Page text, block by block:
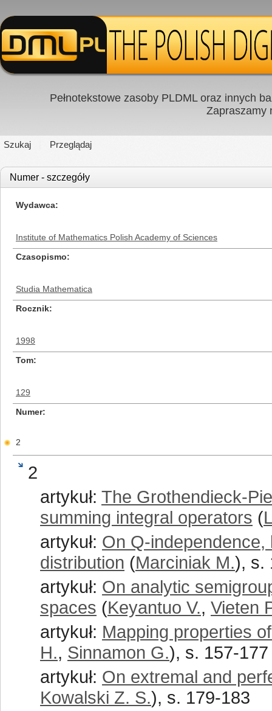
Pełnotekstowe zasoby PLDML oraz innych
Zapraszamy
Szukaj Przeglądaj
Numer - szczegóły
Wydawca
Institute of Mathematics Polish Academy of Sciences
Czasopismo
Studia Mathematica
Rocznik
1998
Tom
129
Numer
2
2
artykuł: The Grothendieck-
summing integral operators (
artykuł: On Q-
distribution (Marciniak M.), s.
artykuł: On analytic
spaces (Keyantuo V., Vieten
artykuł: Mapping properties
H., Sinnamon G.), s. 157-177
artykuł: On extremal and
Kowalski Z. S.), s. 179-183